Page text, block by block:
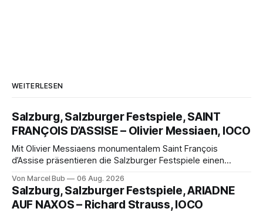
WEITERLESEN
Salzburg, Salzburger Festspiele, SAINT
FRANÇOIS D’ASSISE – Olivier Messiaen, IOCO
Mit Olivier Messiaens monumentalem Saint François
d’Assise präsentieren die Salzburger Festspiele einen
eine bildgewaltige Inszenierung, Maxime Pascal entfaltet
die komplexe Partitur eindrucksvoll, Philippe Sly berührt als
Franziskus.
Von Marcel Bub 06 Aug. 2026
Salzburg, Salzburger Festspiele, ARIADNE
AUF NAXOS – Richard Strauss, IOCO